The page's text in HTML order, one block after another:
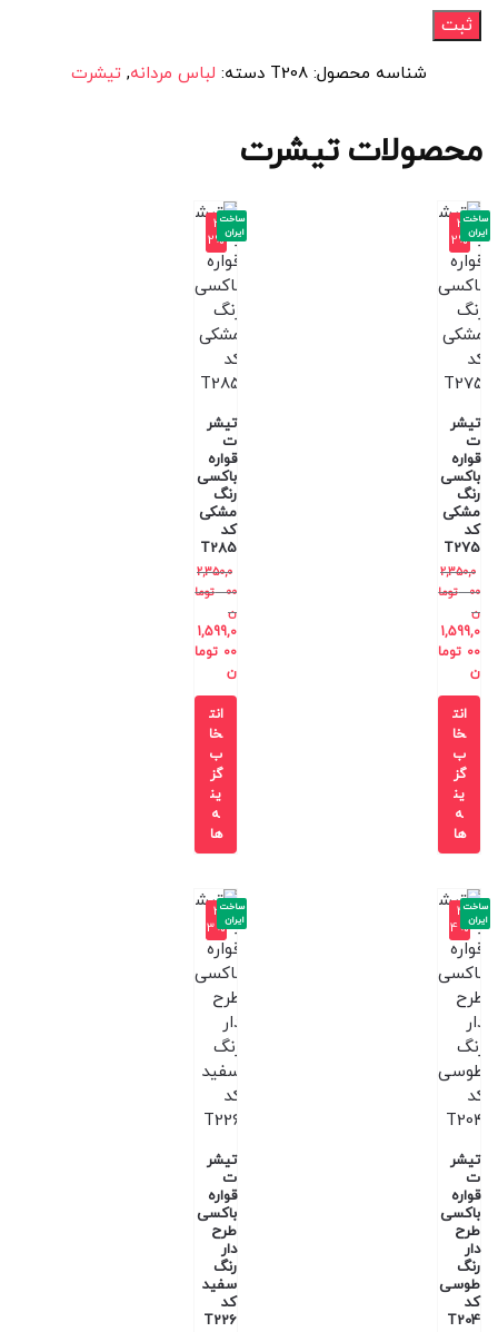
شناسه محصول: T208 دسته: لباس مردانه, تیشرت
محصولات تیشرت
-3
2%
تیشر
ت
قواره
باکسی
رنگ
مشکی
کد
T275
2,350,0
00
توما
ن
1,599,0
00 توما
ن
ساخت
ایران
انت
خا
ب
گز
ین
ه
ها
-3
2%
تیشر
ت
قواره
باکسی
رنگ
مشکی
کد
T285
2,350,0
00
توما
ن
1,599,0
00 توما
ن
ساخت
ایران
انت
خا
ب
گز
ین
ه
ها
-4
4%
تیشر
ت
قواره
باکسی
طرح
دار
رنگ
طوسی
کد
T204
ساخت
ایران
-3
3%
تیشر
ت
قواره
باکسی
طرح
دار
رنگ
سفید
کد
T226
ساخت
ایران